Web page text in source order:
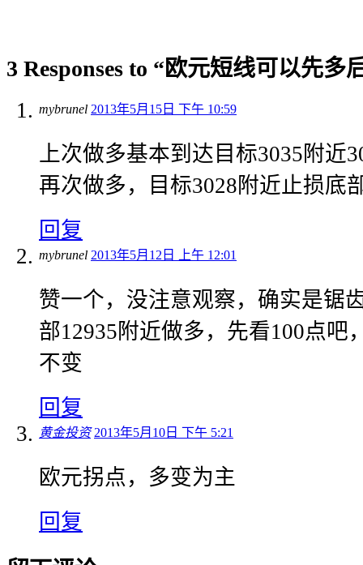
3 Responses to “欧元短线可以先多
mybrunel 2013年5月15日 下午 10:59
上次做多基本到达目标3035附近
再次做多，目标3028附近止损底
回复
mybrunel 2013年5月12日 上午 12:01
赞一个，没注意观察，确实是锯
部12935附近做多，先看100点吧
不变
回复
黄金投资 2013年5月10日 下午 5:21
欧元拐点，多变为主
回复